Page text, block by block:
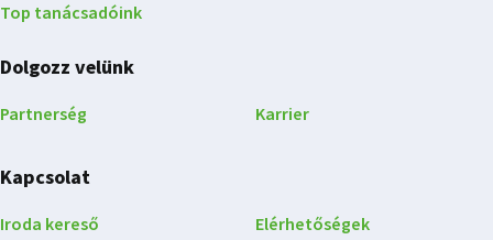
Top tanácsadóink
Dolgozz velünk
Partnerség Karrier
Kapcsolat
Iroda kereső Elérhetőségek